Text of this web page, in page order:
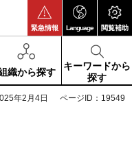
緊急情報 Language 閲覧補助
織から探す
キーワードから
探す
年2月4日 ページID：19549